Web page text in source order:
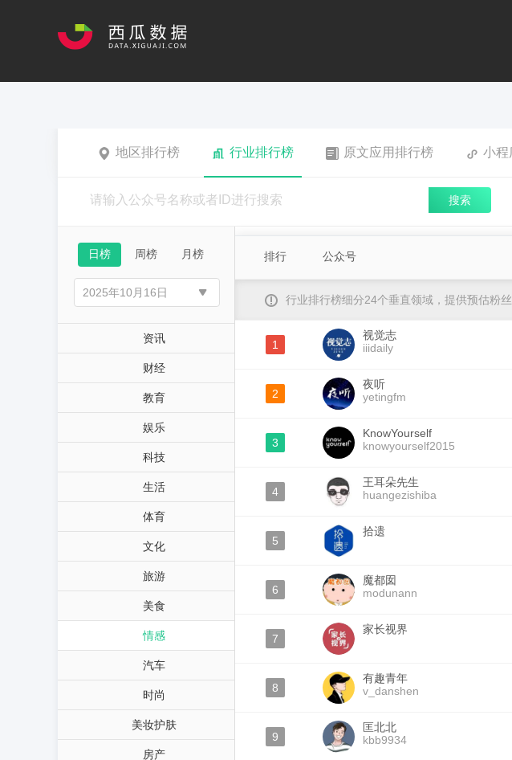
地区排行榜 行业排行榜 原文应用排行榜 小程
搜索
日榜 周榜 月榜
资讯
财经
教育
娱乐
科技
生活
体育
文化
旅游
美食
情感
汽车
时尚
美妆护肤
房产
排行 公众号
行业排行榜细分24个垂直领域，提供预估粉
1
视觉志
iiidaily
2
夜听
yetingfm
3
KnowYourself
knowyourself2015
4
王耳朵先生
huangezishiba
5
拾遗
6
魔都囡
modunann
7
家长视界
8
有趣青年
v_danshen
9
匡北北
kbb9934